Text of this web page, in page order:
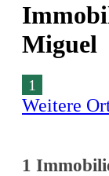
Miguel
1
Weitere
1